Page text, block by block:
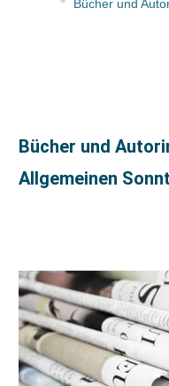
Bücher und
Allgemeinen